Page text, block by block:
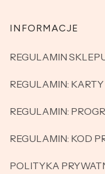
Linki w
INFORMACJE
REGULAMIN
REGULAMIN:
REGULAMIN:
REGULAMIN: KOD
POLITYKA